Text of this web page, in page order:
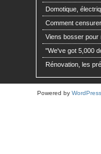
Domotique,
Comment
Viens bosser pour
"We've got 5,000
Rénovation, les
Powered by WordPress